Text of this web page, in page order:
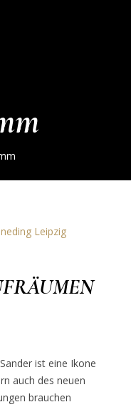
Leipzig
ist eine Ikone
auch des neuen
brauchen